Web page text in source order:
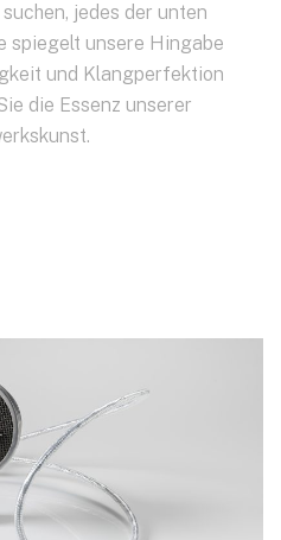
jedes der unten
spiegelt unsere Hingabe
und Klangperfektion
die Essenz unserer